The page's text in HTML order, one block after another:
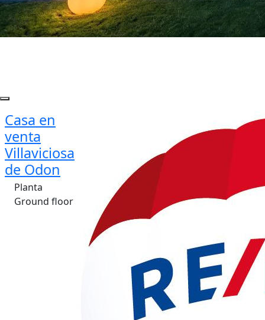
Casa en
venta
Villaviciosa
de Odon
Planta
Ground floor